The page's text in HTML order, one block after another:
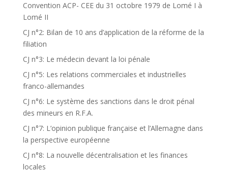
Convention ACP- CEE du 31 octobre 1979 de Lomé I à
Lomé II
CJ n°2: Bilan de 10 ans d’application de la réforme de la
filiation
CJ n°3: Le médecin devant la loi pénale
CJ n°5: Les relations commerciales et industrielles
franco-allemandes
CJ n°6: Le système des sanctions dans le droit pénal
des mineurs en R.F.A.
CJ n°7: L’opinion publique française et l’Allemagne dans
la perspective européenne
CJ n°8: La nouvelle décentralisation et les finances
locales